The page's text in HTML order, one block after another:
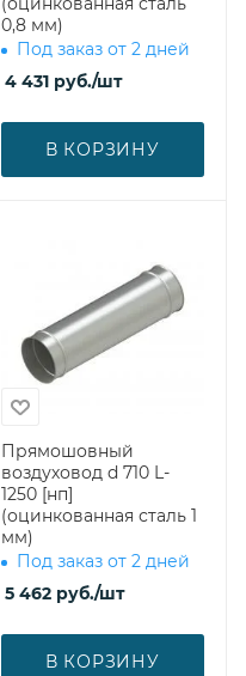
0,8 мм)
Под заказ от 2 дней
4 431руб./шт
В КОРЗИНУ
Прямошовный
воздуховод d 710 L-
1250 [нп]
(оцинкованная сталь 1
мм)
Под заказ от 2 дней
5 462руб./шт
В КОРЗИНУ